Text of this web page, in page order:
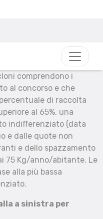
comprendono i
al concorso e che
di raccolta
al 65%, una
indifferenziato (data
e dalle quote non
e dello spazzamento
75 Kg/anno/abitante. Le
alla più bassa
a sinistra per